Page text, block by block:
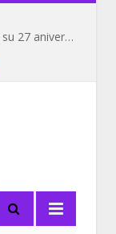
Barack y Michelle Obama celebran hoy su 27 aniversario de bodas